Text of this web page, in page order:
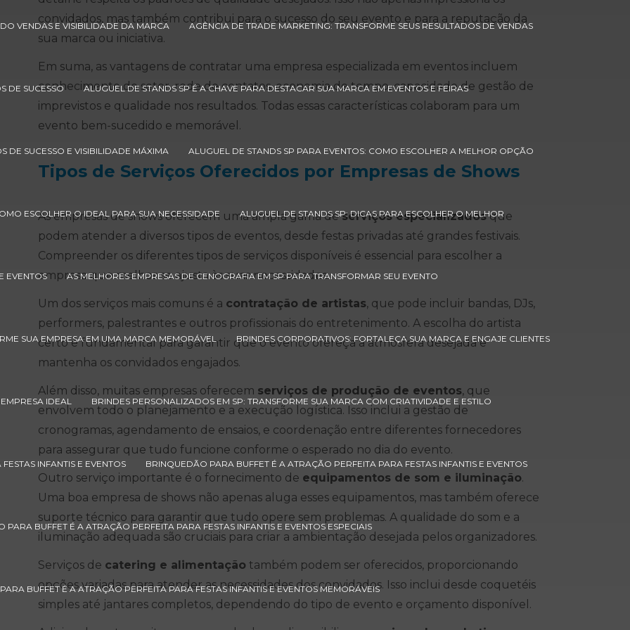
VENDAS E VISIBILIDADE DA MARCA AGÊNCIA DE TRADE MARKETING: TRANSFORME SEUS RESULTADOS DE VENDAS
DE SUCESSO ALUGUEL DE STANDS SP É A CHAVE PARA DESTACAR SUA MARCA EM EVENTOS E FEIRAS
DE SUCESSO E VISIBILIDADE MÁXIMA ALUGUEL DE STANDS SP PARA EVENTOS: COMO ESCOLHER A MELHOR OPÇÃO
ESCOLHER O IDEAL PARA SUA NECESSIDADE ALUGUEL DE STANDS SP: DICAS PARA ESCOLHER O MELHOR
EVENTOS AS MELHORES EMPRESAS DE CENOGRAFIA EM SP PARA TRANSFORMAR SEU EVENTO
SUA EMPRESA EM UMA MARCA MEMORÁVEL BRINDES CORPORATIVOS: FORTALEÇA SUA MARCA E ENGAJE CLIENTES
IDEAL BRINDES PERSONALIZADOS EM SP: TRANSFORME SUA MARCA COM CRIATIVIDADE E ESTILO
INFANTIS E EVENTOS BRINQUEDÃO PARA BUFFET É A ATRAÇÃO PERFEITA PARA FESTAS INFANTIS E EVENTOS
PARA BUFFET É A ATRAÇÃO PERFEITA PARA FESTAS INFANTIS E EVENTOS ESPECIAIS
BUFFET É A ATRAÇÃO PERFEITA PARA FESTAS INFANTIS E EVENTOS MEMORÁVEIS
convidados, mas também contribui para o sucesso do seu evento e para a reputação da
sua marca ou iniciativa.
Em suma, as vantagens de contratar uma empresa especializada em eventos incluem
conhecimento do setor, rede de contatos, economia de tempo, capacidade de gestão de
imprevistos e qualidade nos resultados. Todas essas características colaboram para um
evento bem-sucedido e memorável.
Tipos de Serviços Oferecidos por Empresas de Shows
As empresas de shows oferecem uma ampla gama deserviços especializadosque
podem atender a diversos tipos de eventos, desde festas privadas até grandes festivais.
Compreender os diferentes tipos de serviços disponíveis é essencial para escolher a
empresa que melhor se ajusta às suas necessidades.
Um dos serviços mais comuns é a contratação de artistas, que pode incluir bandas, DJs,
performers, palestrantes e outros profissionais do entretenimento. A escolha do artista
certo é fundamental para garantir que o evento ofereça a atmosfera desejada e
mantenha os convidados engajados.
Além disso, muitas empresas oferecem serviços de produção de eventos, que
envolvem todo o planejamento e a execução logística. Isso inclui a gestão de
cronogramas, agendamento de ensaios, e coordenação entre diferentes fornecedores
para assegurar que tudo funcione conforme o esperado no dia do evento.
Outro serviço importante é o fornecimento de equipamentos de som e iluminação.
Uma boa empresa de shows não apenas aluga esses equipamentos, mas também oferece
suporte técnico para garantir que tudo opere sem problemas. A qualidade do som e a
iluminação adequada são cruciais para criar a ambientação desejada pelos organizadores.
Serviços de catering e alimentaçãotambém podem ser oferecidos, proporcionando
opções variadas para atender as necessidades dos convidados. Isso inclui desde coquetéis
simples até jantares completos, dependendo do tipo de evento e orçamento disponível.